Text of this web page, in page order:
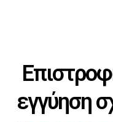
εγγύηση